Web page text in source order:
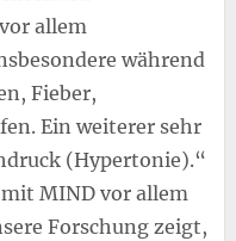
allem
während
Fieber,
Ein weiterer sehr
(Hypertonie).“
MIND vor allem
Forschung zeigt,